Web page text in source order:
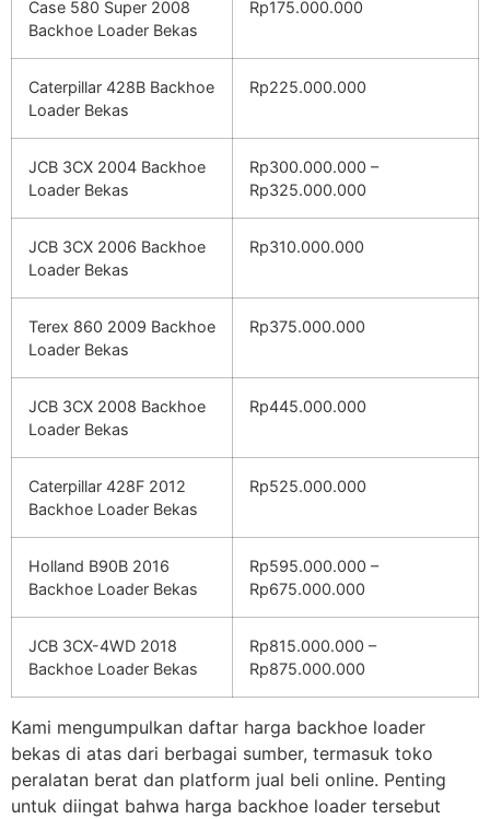
Case 580 Super 2008
Backhoe Loader Bekas
Rp175.000.000
Caterpillar 428B Backhoe
Loader Bekas
Rp225.000.000
JCB 3CX 2004 Backhoe
Loader Bekas
Rp300.000.000 –
Rp325.000.000
JCB 3CX 2006 Backhoe
Loader Bekas
Rp310.000.000
Terex 860 2009 Backhoe
Loader Bekas
Rp375.000.000
JCB 3CX 2008 Backhoe
Loader Bekas
Rp445.000.000
Caterpillar 428F 2012
Backhoe Loader Bekas
Rp525.000.000
Holland B90B 2016
Backhoe Loader Bekas
Rp595.000.000 –
Rp675.000.000
JCB 3CX-4WD 2018
Backhoe Loader Bekas
Rp815.000.000 –
Rp875.000.000
Kami mengumpulkan daftar harga backhoe loader
bekas di atas dari berbagai sumber, termasuk toko
peralatan berat dan platform jual beli online. Penting
untuk diingat bahwa harga backhoe loader tersebut